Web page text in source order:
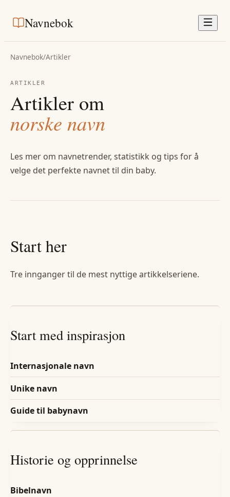
Navnebok
Navnebok/Artikler
ARTIKLER
Artikler om
norske navn
Les mer om navnetrender, statistikk og tips for å
velge det perfekte navnet til din baby.
Start her
Tre innganger til de mest nyttige artikkelseriene.
Start med inspirasjon
Internasjonale navn
Unike navn
Guide til babynavn
Historie og opprinnelse
Bibelnavn